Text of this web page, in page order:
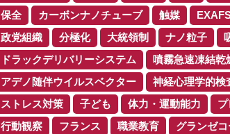
保全
カーボンナノチューブ 触媒
政党組織
分極化 大統領制 ナノ粒子
ドラックデリバリーシステム
噴霧急速凍結乾
アデノ随伴ウイルスベクター
神経心理学的検
ストレス対策
子ども 体力・運動能力
行動観察
フランス 職業教育 グランゼ